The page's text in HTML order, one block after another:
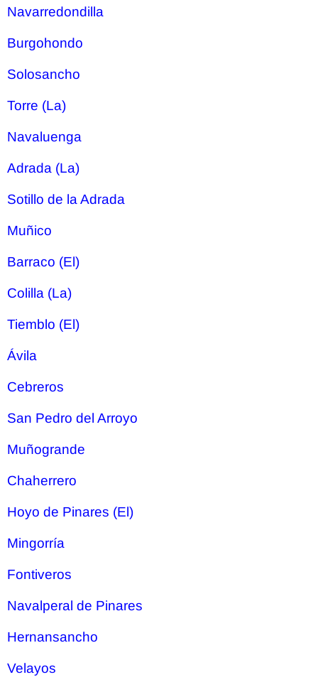
Navarredondilla
Burgohondo
Solosancho
Torre (La)
Navaluenga
Adrada (La)
Sotillo de la Adrada
Muñico
Barraco (El)
Colilla (La)
Tiemblo (El)
Ávila
Cebreros
San Pedro del Arroyo
Muñogrande
Chaherrero
Hoyo de Pinares (El)
Mingorría
Fontiveros
Navalperal de Pinares
Hernansancho
Velayos